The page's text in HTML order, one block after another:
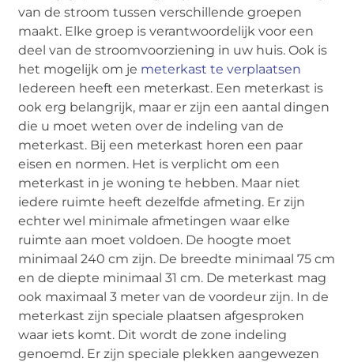
van de stroom tussen verschillende groepen
maakt. Elke groep is verantwoordelijk voor een
deel van de stroomvoorziening in uw huis. Ook is
het mogelijk om je meterkast te verplaatsen
Iedereen heeft een meterkast. Een meterkast is
ook erg belangrijk, maar er zijn een aantal dingen
die u moet weten over de indeling van de
meterkast. Bij een meterkast horen een paar
eisen en normen. Het is verplicht om een
meterkast in je woning te hebben. Maar niet
iedere ruimte heeft dezelfde afmeting. Er zijn
echter wel minimale afmetingen waar elke
ruimte aan moet voldoen. De hoogte moet
minimaal 240 cm zijn. De breedte minimaal 75 cm
en de diepte minimaal 31 cm. De meterkast mag
ook maximaal 3 meter van de voordeur zijn. In de
meterkast zijn speciale plaatsen afgesproken
waar iets komt. Dit wordt de zone indeling
genoemd. Er zijn speciale plekken aangewezen